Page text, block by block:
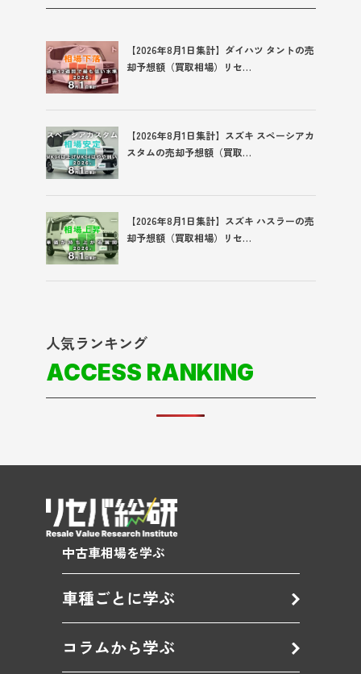
【2026年8月1日集計】ダイハツ タントの売
却予想額（買取相場）リセ…
【2026年8月1日集計】スズキ スペーシアカ
スタムの売却予想額（買取…
【2026年8月1日集計】スズキ ハスラーの売
却予想額（買取相場）リセ…
人気ランキング
ACCESS RANKING
中古車相場を学ぶ
車種ごとに学ぶ
コラムから学ぶ